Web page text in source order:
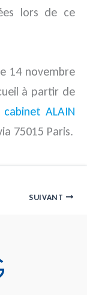
lors de ce
14 novembre
à partir de
cabinet ALAIN
75015 Paris.
SUIVANT